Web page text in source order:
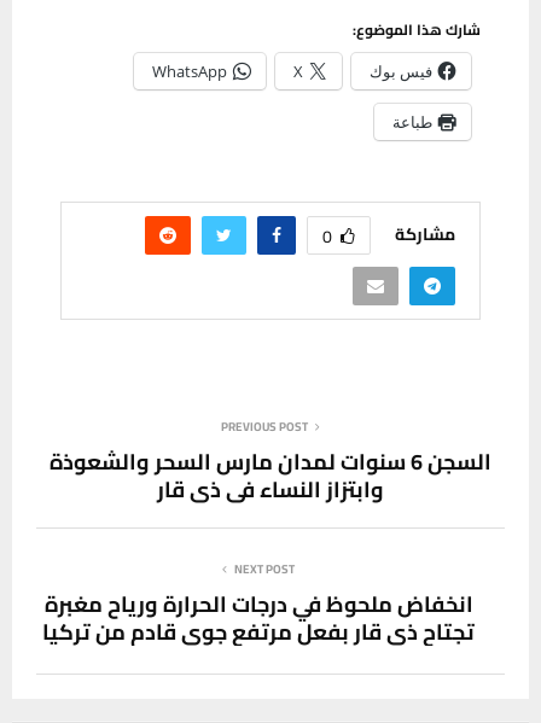
شارك هذا الموضوع:
فيس بوك X
WhatsApp
طباعة
مشاركة 0
PREVIOUS POST
السجن 6 سنوات لمدان مارس السحر والشعوذة
وابتزاز النساء في ذي قار
NEXT POST
انخفاض ملحوظ في درجات الحرارة ورياح مغبرة
تجتاح ذي قار بفعل مرتفع جوي قادم من تركيا